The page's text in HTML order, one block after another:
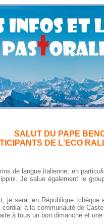
SALUT DU PAPE
DE L'ECO
de langue italienne, en
Je salue également le
serai en République tchèque
à la communauté de
à tous un bon dimanche et